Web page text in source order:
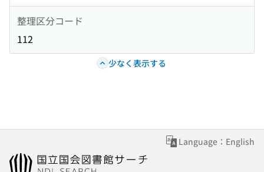
整理区分コード
112
少なく表示する
Language：English